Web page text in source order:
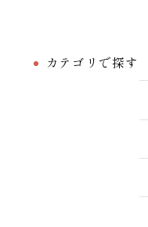
カテゴリで探す